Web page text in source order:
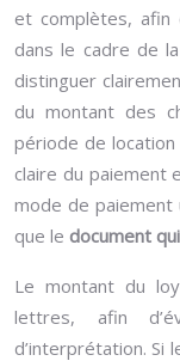
et complètes, afin
dans le cadre de
distinguer
du montant des
période de
claire du paiement
mode de paiement
que le document
Le montant du
lettres, afin
d’interprétation. Si